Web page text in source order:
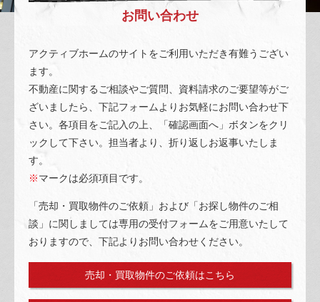
お問い合わせ
アクティブホームのサイトをご利用いただき有難うござい
ます。
不動産に関するご相談やご質問、資料請求のご要望等がご
ざいましたら、下記フォームよりお気軽にお問い合わせ下
さい。各項目をご記入の上、「確認画面へ」ボタンをクリ
ックして下さい。担当者より、折り返しお返事いたしま
す。
※マークは必須項目です。
「売却・買取物件のご依頼」および「お探し物件のご相
談」に関しましては専用の受付フォームをご用意いたして
おりますので、下記よりお問い合わせください。
売却・買取物件のご依頼はこちら